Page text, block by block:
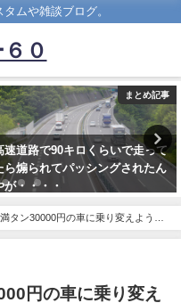
ムや雑談ブログ。
０
まとめ記事
いで走って
グされたん
来月人生初めて
なんやが、遺書
か？
タン30000円の車に乗り変えようと
円の車に乗り変え